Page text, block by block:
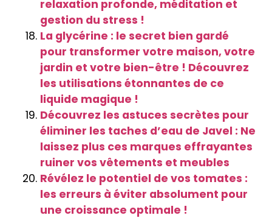
relaxation profonde, méditation et
gestion du stress !
La glycérine : le secret bien gardé
pour transformer votre maison, votre
jardin et votre bien-être ! Découvrez
les utilisations étonnantes de ce
liquide magique !
Découvrez les astuces secrètes pour
éliminer les taches d’eau de Javel : Ne
laissez plus ces marques effrayantes
ruiner vos vêtements et meubles
Révélez le potentiel de vos tomates :
les erreurs à éviter absolument pour
une croissance optimale !